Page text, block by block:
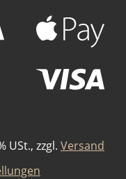
USt., zzgl. Versand